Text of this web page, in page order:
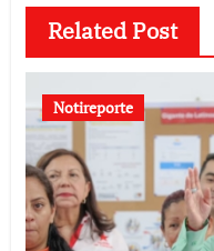
Related Post
Notireporte